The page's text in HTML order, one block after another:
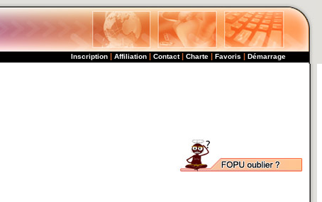
Inscription | Affiliation | Contact | Charte | Favoris | Démarrage